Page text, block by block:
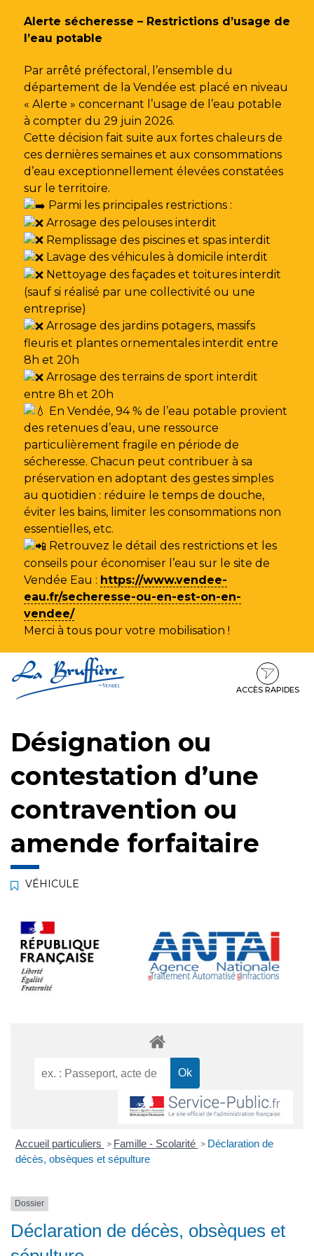
Alerte sécheresse – Restrictions d’usage de
l’eau potable
Par arrêté préfectoral, l’ensemble du
département de la Vendée est placé en niveau
« Alerte » concernant l’usage de l’eau potable
à compter du 29 juin 2026.
Cette décision fait suite aux fortes chaleurs de
ces dernières semaines et aux consommations
d’eau exceptionnellement élevées constatées
sur le territoire.
Parmi les principales restrictions :
Arrosage des pelouses interdit
Remplissage des piscines et spas interdit
Lavage des véhicules à domicile interdit
Nettoyage des façades et toitures interdit
(sauf si réalisé par une collectivité ou une
entreprise)
Arrosage des jardins potagers, massifs
fleuris et plantes ornementales interdit entre
8h et 20h
Arrosage des terrains de sport interdit
entre 8h et 20h
En Vendée, 94 % de l’eau potable provient
des retenues d’eau, une ressource
particulièrement fragile en période de
sécheresse. Chacun peut contribuer à sa
préservation en adoptant des gestes simples
au quotidien : réduire le temps de douche,
éviter les bains, limiter les consommations non
essentielles, etc.
Retrouvez le détail des restrictions et les
conseils pour économiser l’eau sur le site de
Vendée Eau : https://www.vendee-
eau.fr/secheresse-ou-en-est-on-en-
vendee/
Merci à tous pour votre mobilisation !
au
contenu
au
ACCÈS RAPIDES
Désignation ou
contestation d’une
contravention ou
amende forfaitaire
VÉHICULE
Accueil particuliers > Famille - Scolarité > Déclaration de
décès, obsèques et sépulture
Dossier
Déclaration de décès, obsèques et